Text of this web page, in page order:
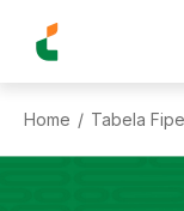
Home / Tabela Fipe